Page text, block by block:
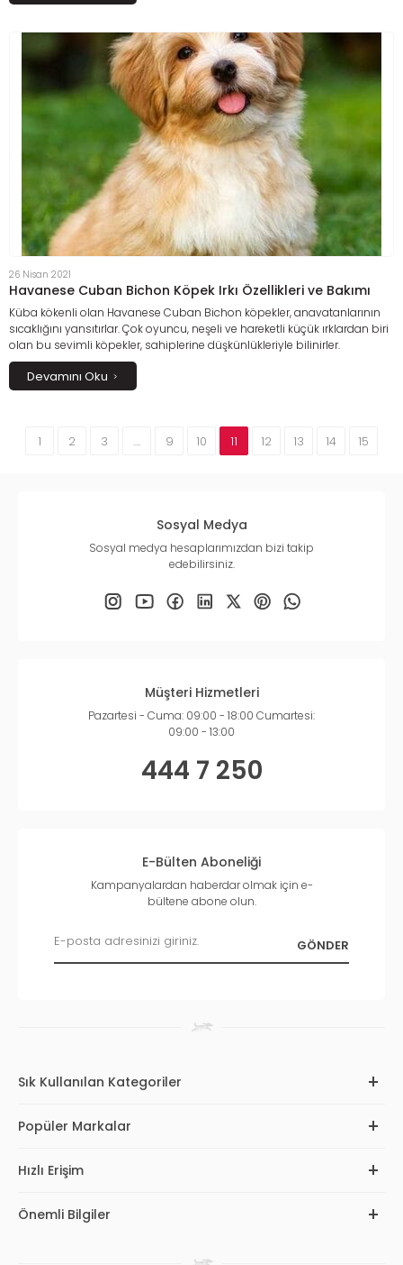
26 Nisan 2021
Havanese Cuban Bichon Köpek Irkı Özellikleri ve Bakımı
Küba kökenli olan Havanese Cuban Bichon köpekler, anavatanlarının
sıcaklığını yansıtırlar. Çok oyuncu, neşeli ve hareketli küçük ırklardan biri
olan bu sevimli köpekler, sahiplerine düşkünlükleriyle bilinirler.
Devamını Oku
1 2 3 .... 9 10 11 12 13 14 15
Sosyal Medya
Sosyal medya hesaplarımızdan bizi takip
edebilirsiniz.
Müşteri Hizmetleri
Pazartesi - Cuma: 09:00 - 18:00 Cumartesi:
09:00 - 13:00
444 7 250
E-Bülten Aboneliği
Kampanyalardan haberdar olmak için e-
bültene abone olun.
Sık Kullanılan Kategoriler
Popüler Markalar
Hızlı Erişim
Önemli Bilgiler